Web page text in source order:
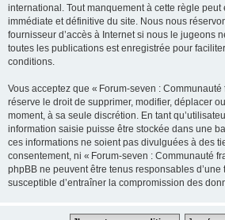
international. Tout manquement à cette règle
immédiate et définitive du site. Nous nous
fournisseur d’accès à Internet si nous le jugeons
toutes les publications est enregistrée pour
conditions.
Vous acceptez que « Forum-seven :
réserve le droit de supprimer, modifier, déplacer
moment, à sa seule discrétion. En tant
information saisie puisse être stockée dans une
ces informations ne soient pas divulguées à des
consentement, ni « Forum-seven : Communauté
phpBB ne peuvent être tenus responsables d’une
susceptible d’entraîner la compromission des